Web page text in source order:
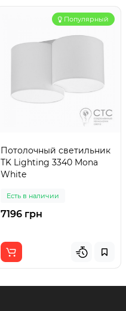
Популярный
Потолочный светильник
TK Lighting 3340 Mona
White
Есть в наличии
7196 грн